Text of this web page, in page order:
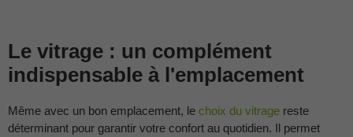
Le vitrage : un complément
indispensable à l'emplacement
Même avec un bon emplacement, le choix du vitrage reste
déterminant pour garantir votre confort au quotidien. Il permet